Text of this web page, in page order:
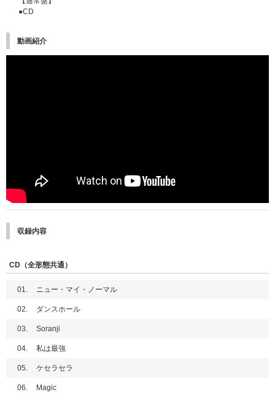
●CD
動画紹介
収録内容
CD（全形態共通）
01. ニュー・マイ・ノーマル
02. ダンスホール
03. Soranji
04. 私は最強
05. ケセラセラ
06. Magic